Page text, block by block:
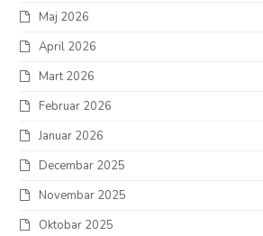
Maj 2026
April 2026
Mart 2026
Februar 2026
Januar 2026
Decembar 2025
Novembar 2025
Oktobar 2025